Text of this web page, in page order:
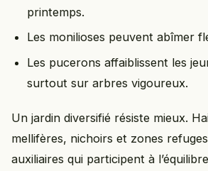
printemps.
Les monilioses peuvent abîmer
Les pucerons affaiblissent les
surtout sur arbres vigoureux.
Un jardin diversifié résiste mieux.
mellifères, nichoirs et zones
auxiliaires qui participent à